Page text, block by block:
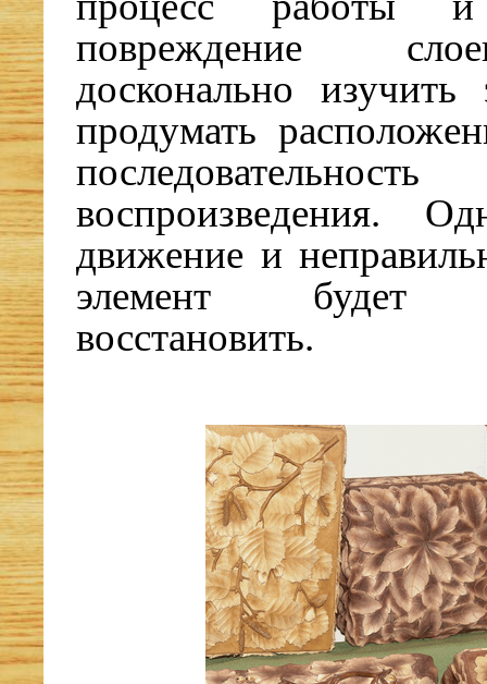
повреждение
досконально изучить
продумать
воспроизведения.
движение и
элемент будет
восстановить.